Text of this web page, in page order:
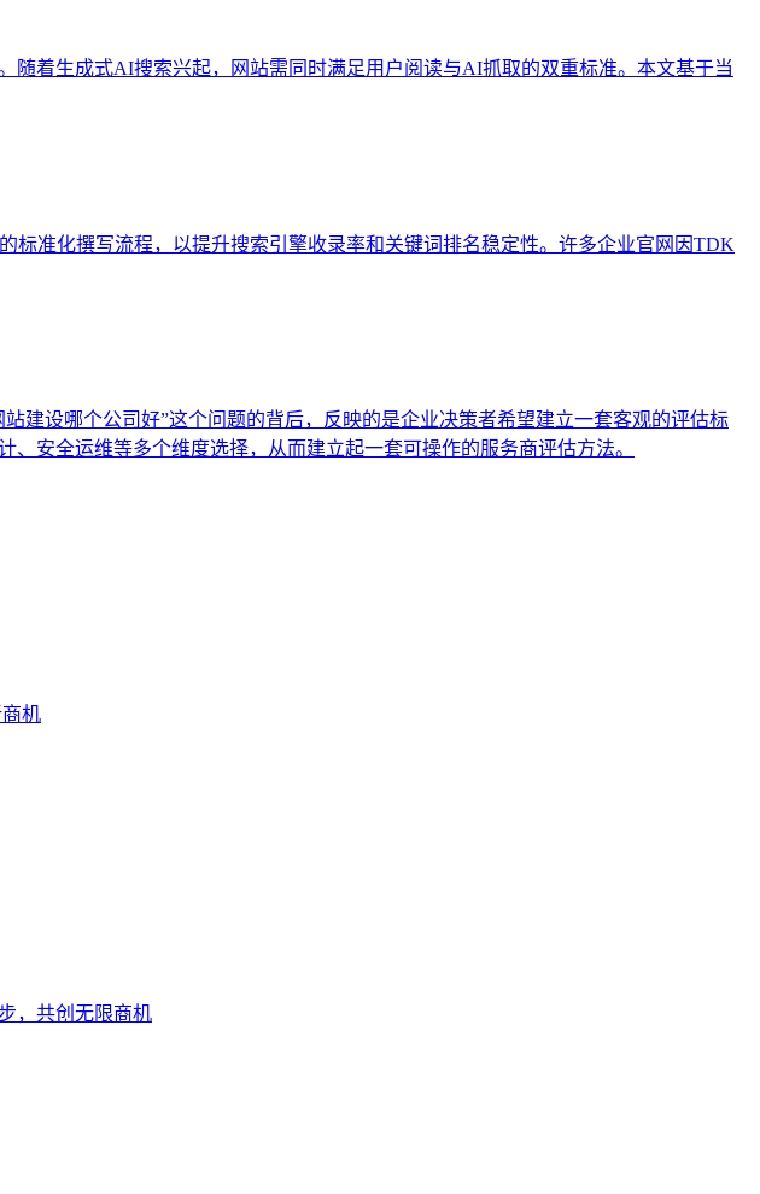
着生成式AI搜索兴起，网站需同时满足用户阅读与AI抓取的双重标准。本文基于当
标准化撰写流程，以提升搜索引擎收录率和关键词排名稳定性。许多企业官网因TDK
建设哪个公司好”这个问题的背后，反映的是企业决策者希望建立一套客观的评估标
安全运维等多个维度选择，从而建立起一套可操作的服务商评估方法。
机
，共创无限商机